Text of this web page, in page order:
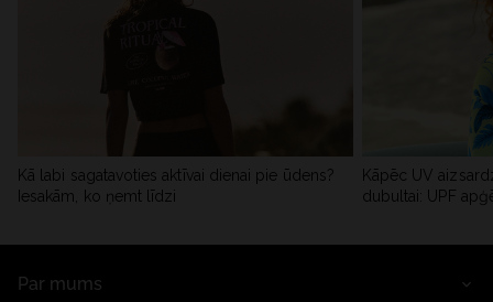
Kā labi sagatavoties aktīvai dienai pie ūdens?
Iesakām, ko ņemt līdzi
Kāpēc UV
dubultai: UPF
Par mums